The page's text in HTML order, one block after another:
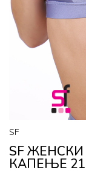
SF
SF
КАПЕЊЕ